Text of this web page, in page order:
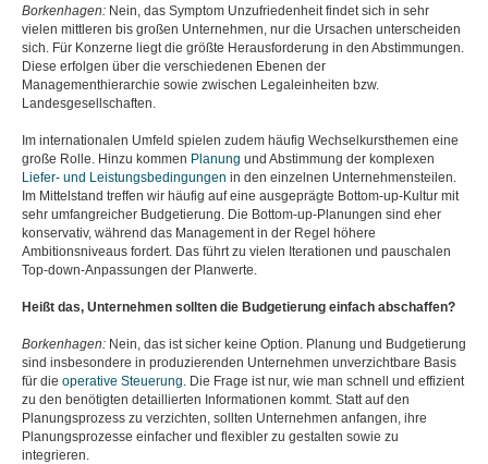
Borkenhagen: Nein, das Symptom Unzufriedenheit findet sich in sehr
vielen mittleren bis großen Unternehmen, nur die Ursachen unterscheiden
sich. Für Konzerne liegt die größte Herausforderung in den Abstimmungen.
Diese erfolgen über die verschiedenen Ebenen der
Managementhierarchie sowie zwischen Legaleinheiten bzw.
Landesgesellschaften.
Im internationalen Umfeld spielen zudem häufig Wechselkursthemen eine
große Rolle. Hinzu kommen Planung und Abstimmung der komplexen
Liefer- und Leistungsbedingungen in den einzelnen Unternehmensteilen.
Im Mittelstand treffen wir häufig auf eine ausgeprägte Bottom-up-Kultur mit
sehr umfangreicher Budgetierung. Die Bottom-up-Planungen sind eher
konservativ, während das Management in der Regel höhere
Ambitionsniveaus fordert. Das führt zu vielen Iterationen und pauschalen
Top-down-Anpassungen der Planwerte.
Heißt das, Unternehmen sollten die Budgetierung einfach abschaffen?
Borkenhagen: Nein, das ist sicher keine Option. Planung und Budgetierung
sind insbesondere in produzierenden Unternehmen unverzichtbare Basis
für die operative Steuerung. Die Frage ist nur, wie man schnell und effizient
zu den benötigten detaillierten Informationen kommt. Statt auf den
Planungsprozess zu verzichten, sollten Unternehmen anfangen, ihre
Planungsprozesse einfacher und flexibler zu gestalten sowie zu
integrieren.